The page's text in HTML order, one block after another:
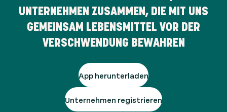
UNTERNEHMEN ZUSAMMEN, DIE MIT UNS
GEMEINSAM LEBENSMITTEL VOR DER
VERSCHWENDUNG BEWAHREN
App herunterladen
Unternehmen registrieren